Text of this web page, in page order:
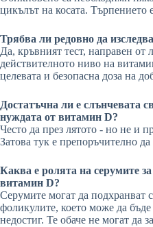
цикълът на косата. Търпението
Трябва ли редовно да
Да, кръвният тест, направен от
действителното ниво на
целевата и безопасна доза на
Достатъчна ли е слънчевата
нуждата от витамин D?
Често да през лятото - но не и
Затова тук е препоръчително
Каква е ролята на серумите
витамин D?
Серумите могат да подхранват
фоликулите, което може да
недостиг. Те обаче не могат да